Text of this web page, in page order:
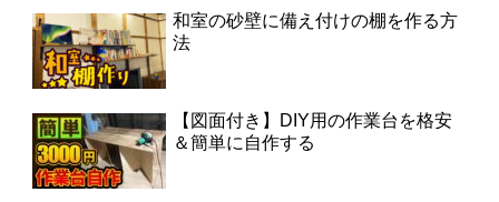
和室の砂壁に備え付けの棚を作る方
法
【図面付き】DIY用の作業台を格安
＆簡単に自作する